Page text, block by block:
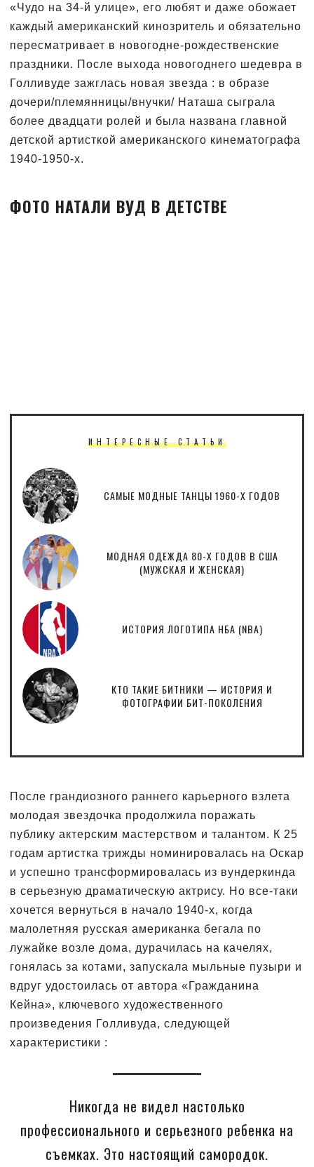
«Чудо на 34-й улице», его любят и даже обожает
каждый американский кинозритель и обязательно
пересматривает в новогодне-рождественские
праздники. После выхода новогоднего шедевра в
Голливуде зажглась новая звезда : в образе
дочери/племянницы/внучки/ Наташа сыграла
более двадцати ролей и была названа главной
детской артисткой американского кинематографа
1940-1950-х.
ФОТО НАТАЛИ ВУД В ДЕТСТВЕ
ИНТЕРЕСНЫЕ СТАТЬИ
САМЫЕ МОДНЫЕ ТАНЦЫ 1960-Х ГОДОВ
МОДНАЯ ОДЕЖДА 80-Х ГОДОВ В США
(МУЖСКАЯ И ЖЕНСКАЯ)
ИСТОРИЯ ЛОГОТИПА НБА (NBA)
КТО ТАКИЕ БИТНИКИ — ИСТОРИЯ И
ФОТОГРАФИИ БИТ-ПОКОЛЕНИЯ
После грандиозного раннего карьерного взлета
молодая звездочка продолжила поражать
публику актерским мастерством и талантом. К 25
годам артистка трижды номинировалась на Оскар
и успешно трансформировалась из вундеркинда
в серьезную драматическую актрису. Но все-таки
хочется вернуться в начало 1940-х, когда
малолетняя русская американка бегала по
лужайке возле дома, дурачилась на качелях,
гонялась за котами, запускала мыльные пузыри и
вдруг удостоилась от автора «Гражданина
Кейна», ключевого художественного
произведения Голливуда, следующей
характеристики :
Никогда не видел настолько
профессионального и серьезного ребенка на
съемках. Это настоящий самородок.